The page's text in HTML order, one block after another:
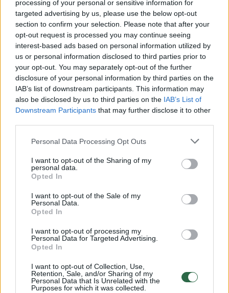
processing of your personal or sensitive information for
targeted advertising by us, please use the below opt-out
section to confirm your selection. Please note that after your
opt-out request is processed you may continue seeing
interest-based ads based on personal information utilized by
us or personal information disclosed to third parties prior to
your opt-out. You may separately opt-out of the further
disclosure of your personal information by third parties on the
IAB’s list of downstream participants. This information may
also be disclosed by us to third parties on the IAB’s List of
Downstream Participants that may further disclose it to other
Personal Data Processing Opt Outs
I want to opt-out of the Sharing of my
personal data.
Opted In
I want to opt-out of the Sale of my
Personal Data.
Opted In
I want to opt-out of processing my
Personal Data for Targeted Advertising.
Opted In
I want to opt-out of Collection, Use,
Retention, Sale, and/or Sharing of my
Personal Data that Is Unrelated with the
Purposes for which it was collected.
Visi įrašai
Žiūrimiausi įrašai
00:00:30
Vaizdai iš tragiškos avarijos Vilniaus r.: dviejų moterų ir
00:00:57
Savaitės vidurys nusimato karštas: temperatūra kils iki
32 laipsnių šilumos
Žinios | Orai
00:15:54
V. Zalužno pasisakymą laiko bandymu įsitvirtinti
Ukrainos politikoje: jis yra neteisus
Laidos | Nauja diena